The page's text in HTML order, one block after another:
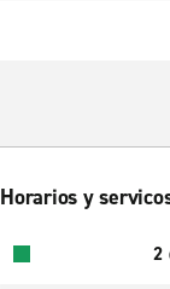
Horarios y
2